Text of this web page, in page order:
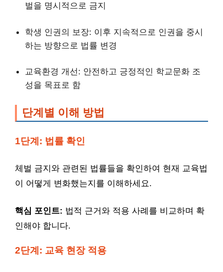
벌을 명시적으로 금지
학생 인권의 보장: 이후 지속적으로 인권을 중시
하는 방향으로 법률 변경
교육환경 개선: 안전하고 긍정적인 학교문화 조
성을 목표로 함
단계별 이해 방법
1단계: 법률 확인
체벌 금지와 관련된 법률들을 확인하여 현재 교육법
이 어떻게 변화했는지를 이해하세요.
핵심 포인트: 법적 근거와 적용 사례를 비교하며 확
인해야 합니다.
2단계: 교육 현장 적용